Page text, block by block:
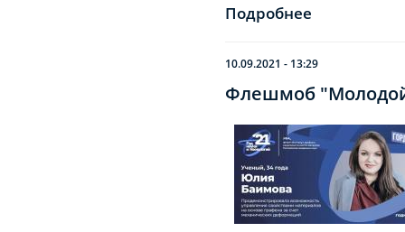
Подробнее
10.09.2021 - 13:29
Флешмоб